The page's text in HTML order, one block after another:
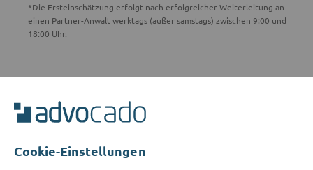
*Die Ersteinschätzung erfolgt nach erfolgreicher Weiterleitung an
einen Partner-Anwalt werktags (außer samstags) zwischen 9:00 und
18:00 Uhr.
Unser Serviceteam ist von 8:00 bis 17:00 Uhr für Sie erreichbar.
E-Mail:
service@advocado.com
Cookie-Einstellungen